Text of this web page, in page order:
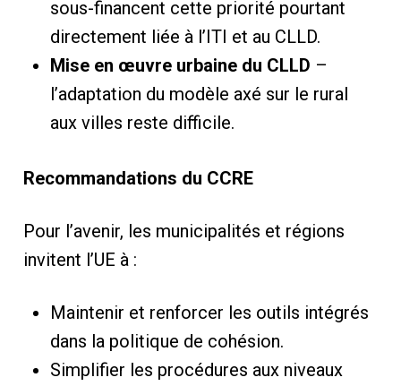
sous-financent cette priorité pourtant
directement liée à l’ITI et au CLLD.
Mise en œuvre urbaine du CLLD –
l’adaptation du modèle axé sur le rural
aux villes reste difficile.
Recommandations du CCRE
Pour l’avenir, les municipalités et régions
invitent l’UE à :
Maintenir et renforcer les outils intégrés
dans la politique de cohésion.
Simplifier les procédures aux niveaux